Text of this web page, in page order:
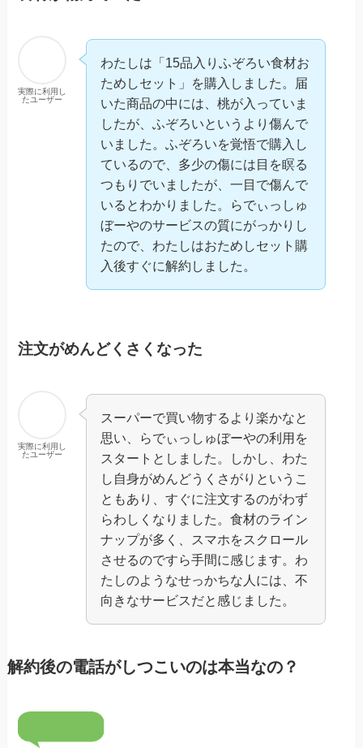
実際に利用し
たユーザー
わたしは「15品入りふぞろい食材お
ためしセット」を購入しました。届
いた商品の中には、桃が入っていま
したが、ふぞろいというより傷んで
いました。ふぞろいを覚悟で購入し
ているので、多少の傷には目を瞑る
つもりでいましたが、一目で傷んで
いるとわかりました。らでぃっしゅ
ぼーやのサービスの質にがっかりし
たので、わたしはおためしセット購
入後すぐに解約しました。
注文がめんどくさくなった
実際に利用し
たユーザー
スーパーで買い物するより楽かなと
思い、らでぃっしゅぼーやの利用を
スタートとしました。しかし、わた
し自身がめんどうくさがりというこ
ともあり、すぐに注文するのがわず
らわしくなりました。食材のライン
ナップが多く、スマホをスクロール
させるのですら手間に感じます。わ
たしのようなせっかちな人には、不
向きなサービスだと感じました。
解約後の電話がしつこいのは本当なの？